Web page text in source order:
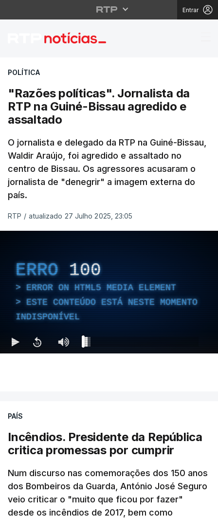
Entrar
"Razões políticas".
POLÍTICA
"Razões políticas". Jornalista da
RTP na Guiné-Bissau agredido e
assaltado
O jornalista e delegado da RTP na Guiné-Bissau,
Waldir Araújo, foi agredido e assaltado no
centro de Bissau. Os agressores acusaram o
jornalista de "denegrir" a imagem externa do
país.
RTP / atualizado 27 Julho 2025, 23:05
ERRO 100
ERROR ON HTML5 MEDIA ELEMENT
ESTE CONTEÚDO ESTÁ NESTE MOMENTO
INDISPONÍVEL
PAÍS
Incêndios. Presidente da República
critica promessas por cumprir
Num discurso nas comemorações dos 150 anos
dos Bombeiros da Guarda, António José Seguro
veio criticar o "muito que ficou por fazer"
desde os incêndios de 2017, bem como